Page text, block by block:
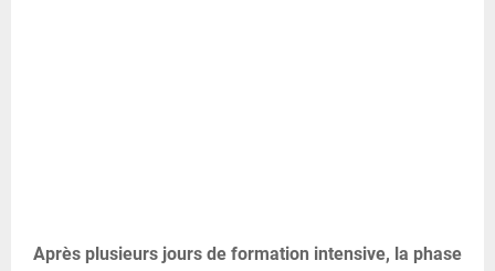
Après plusieurs jours de formation intensive, la phase